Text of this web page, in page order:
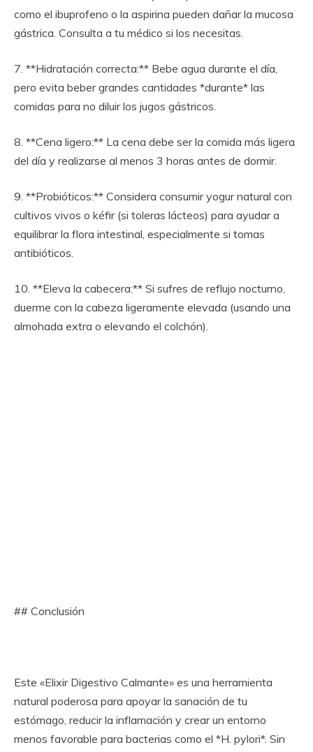
como el ibuprofeno o la aspirina pueden dañar la mucosa
gástrica. Consulta a tu médico si los necesitas.
7. **Hidratación correcta:** Bebe agua durante el día,
pero evita beber grandes cantidades *durante* las
comidas para no diluir los jugos gástricos.
8. **Cena ligero:** La cena debe ser la comida más ligera
del día y realizarse al menos 3 horas antes de dormir.
9. **Probióticos:** Considera consumir yogur natural con
cultivos vivos o kéfir (si toleras lácteos) para ayudar a
equilibrar la flora intestinal, especialmente si tomas
antibióticos.
10. **Eleva la cabecera:** Si sufres de reflujo nocturno,
duerme con la cabeza ligeramente elevada (usando una
almohada extra o elevando el colchón).
## Conclusión
Este «Elixir Digestivo Calmante» es una herramienta
natural poderosa para apoyar la sanación de tu
estómago, reducir la inflamación y crear un entorno
menos favorable para bacterias como el *H. pylori*. Sin